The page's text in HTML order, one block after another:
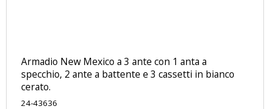
Armadio New Mexico a 3 ante con 1 anta a
specchio, 2 ante a battente e 3 cassetti in bianco
cerato.
24-43636